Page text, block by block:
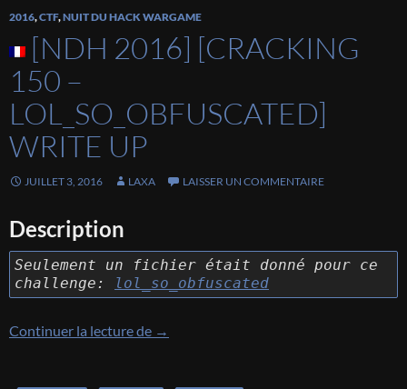
2016,CTF,NUIT DU HACK WARGAME
[NDH 2016] [CRACKING
150 –
LOL_SO_OBFUSCATED]
WRITE UP
JUILLET 3, 2016 LAXA LAISSER UN COMMENTAIRE
Description
Seulement un fichier était donné pour ce
challenge:
lol_so_obfuscated
Continuer la lecture de [NDH 2016] [CRACKING 150 –
→